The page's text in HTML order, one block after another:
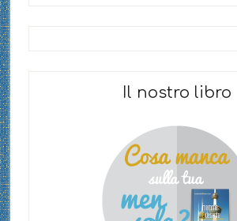
Il nostro libro